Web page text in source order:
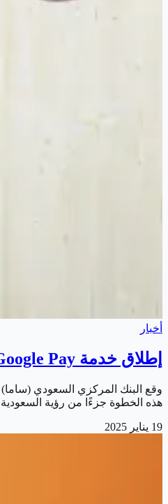
أخبار
إطلاق خدمة Google Pay في السعودية في عام 2025
هذه الخطوة جزءًا من رؤية السعودية 2030، التي تهدف إلى تعزيز البنية التحتية للمدفوعات الرقمية والانتقال إلى مج…
19 يناير 2025